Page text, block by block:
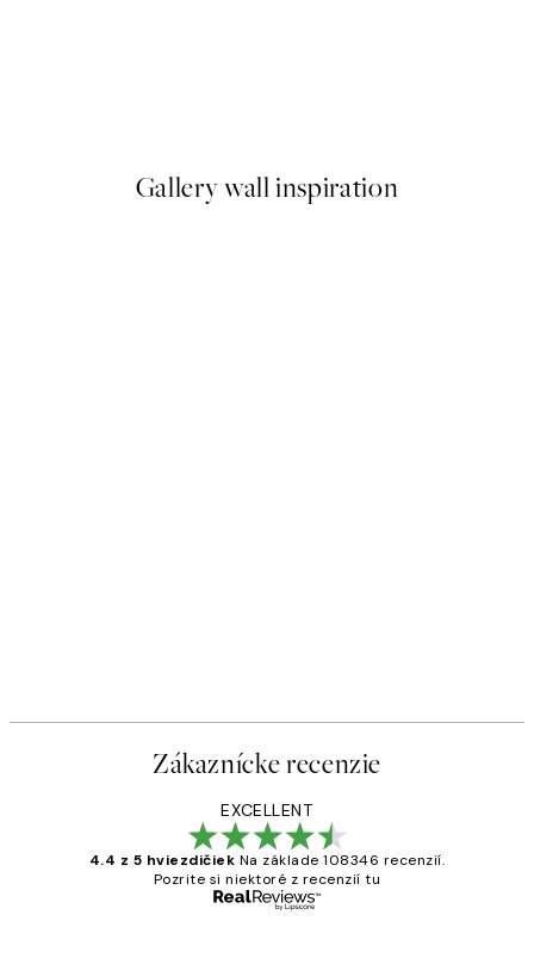
Gallery wall inspiration
Zákaznícke recenzie
EXCELLENT
4.4 z 5 hviezdičiek Na základe 108346 recenzií.
Pozrite si niektoré z recenzií tu